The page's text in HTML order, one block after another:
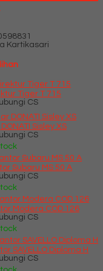
Kartikasari
Tiger T 715
CS
Sisley XS
CS
Subaru MS 50 A
CS
Modera COD 126
CS
SAVELLO Diploma H
CS